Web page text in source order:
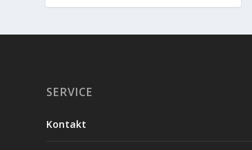
SERVICE
Kontakt